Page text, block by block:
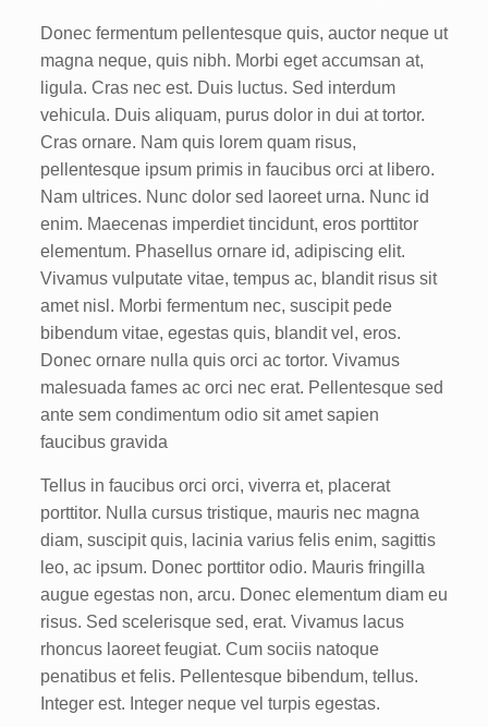
Donec fermentum pellentesque quis, auctor neque ut
magna neque, quis nibh. Morbi eget accumsan at,
ligula. Cras nec est. Duis luctus. Sed interdum
vehicula. Duis aliquam, purus dolor in dui at tortor.
Cras ornare. Nam quis lorem quam risus,
pellentesque ipsum primis in faucibus orci at libero.
Nam ultrices. Nunc dolor sed laoreet urna. Nunc id
enim. Maecenas imperdiet tincidunt, eros porttitor
elementum. Phasellus ornare id, adipiscing elit.
Vivamus vulputate vitae, tempus ac, blandit risus sit
amet nisl. Morbi fermentum nec, suscipit pede
bibendum vitae, egestas quis, blandit vel, eros.
Donec ornare nulla quis orci ac tortor. Vivamus
malesuada fames ac orci nec erat. Pellentesque sed
ante sem condimentum odio sit amet sapien
faucibus gravida
Tellus in faucibus orci orci, viverra et, placerat
porttitor. Nulla cursus tristique, mauris nec magna
diam, suscipit quis, lacinia varius felis enim, sagittis
leo, ac ipsum. Donec porttitor odio. Mauris fringilla
augue egestas non, arcu. Donec elementum diam eu
risus. Sed scelerisque sed, erat. Vivamus lacus
rhoncus laoreet feugiat. Cum sociis natoque
penatibus et felis. Pellentesque bibendum, tellus.
Integer est. Integer neque vel turpis egestas.